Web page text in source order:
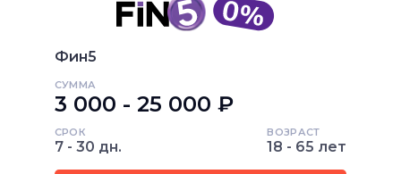
Фин5
СУММА
3 000 - 25 000 ₽
СРОК
7 - 30 дн.
ВОЗРАСТ
18 - 65 лет